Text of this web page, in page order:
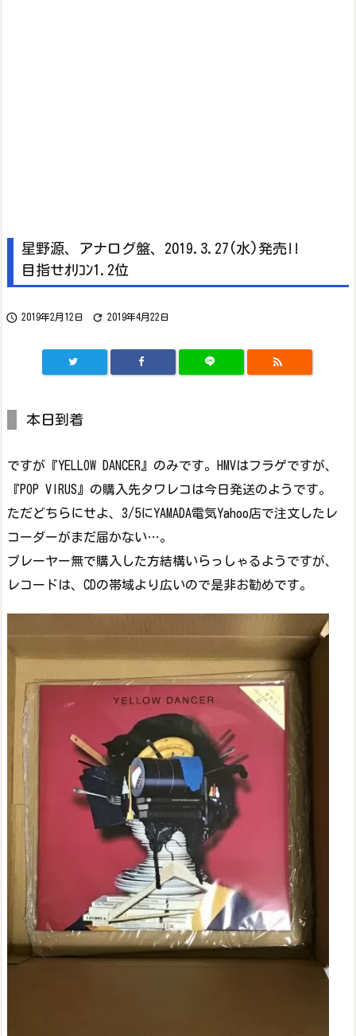
星野源、アナログ盤、2019.3.27(水)発売!!
目指せｵﾘｺﾝ1.2位
 2019年2月12日  2019年4月22日

本日到着
ですが『YELLOW DANCER』のみです。HMVはフラゲですが、
『POP VIRUS』の購入先タワレコは今日発送のようです。
ただどちらにせよ、3/5にYAMADA電気Yahoo店で注文したレ
コーダーがまだ届かない…。
プレーヤー無で購入した方結構いらっしゃるようですが、
レコードは、CDの帯域より広いので是非お勧めです。